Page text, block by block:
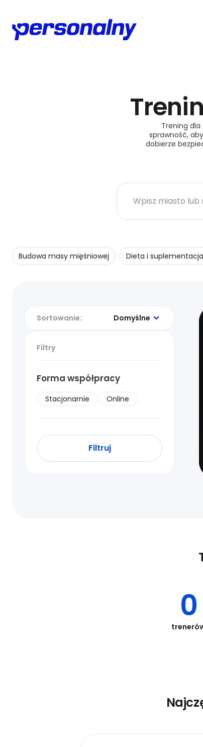
Trening
sprawność,
dobierze
Miasto lub siłownia
Budowa masy mięśniowej Dieta i suplementacja
Sortowanie: Domyślne
Filtry
Forma współpracy
Stacjonarnie Online
Filtruj
0